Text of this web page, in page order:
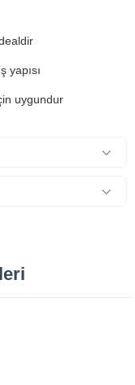
yapısı
uygundur